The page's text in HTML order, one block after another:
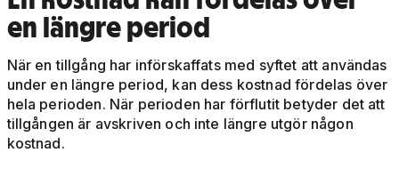
en längre period
När en tillgång har införskaffats med syftet att användas
under en längre period, kan dess kostnad fördelas över
hela perioden. När perioden har förflutit betyder det att
tillgången är avskriven och inte längre utgör någon
kostnad.